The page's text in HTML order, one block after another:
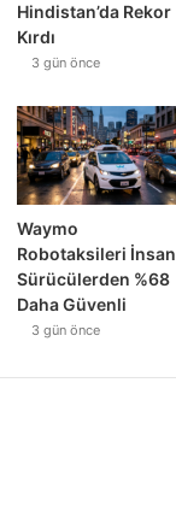
Hindistan’da Rekor
Kırdı
3 gün önce
Waymo
Robotaksileri İnsan
Sürücülerden %68
Daha Güvenli
3 gün önce